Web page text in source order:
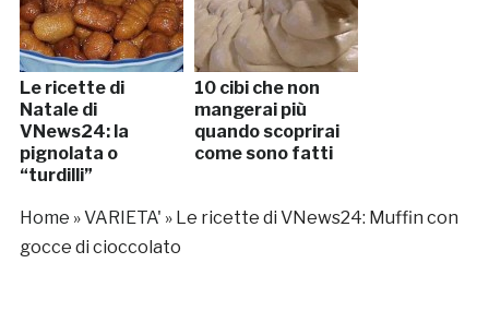
Le ricette di
Natale di
VNews24: la
pignolata o
“turdilli”
10 cibi che non
mangerai più
quando scoprirai
come sono fatti
Home »VARIETA' » Le ricette di VNews24: Muffin con
gocce di cioccolato